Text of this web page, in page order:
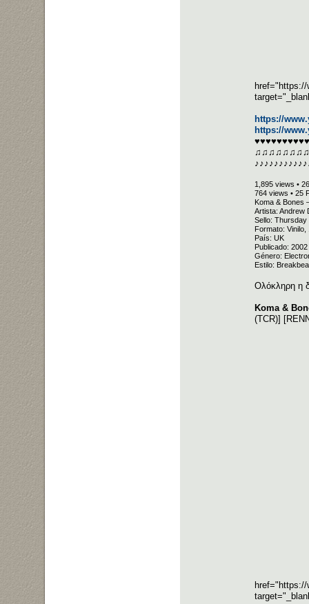
https://
https://
1,895 views •
764 views • 25
Koma & Bones
Artista: Andrew
Sello:
Formato: Vinilo,
País: UK
Publicado: 2002
Género:
Estilo:
Ολόκληρη η
Koma &
(TCR)]